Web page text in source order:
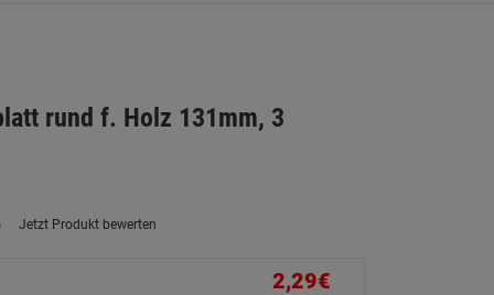
rund f. Holz 131mm, 3
Jetzt Produkt bewerten
2,29€